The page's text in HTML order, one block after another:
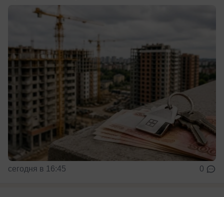
сегодня в 16:45 0